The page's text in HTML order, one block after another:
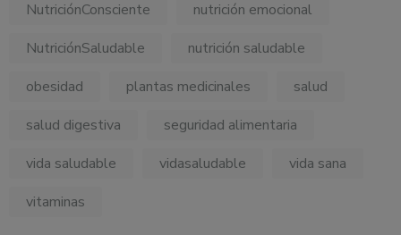
NutriciónConsciente
nutrición emocional
NutriciónSaludable
nutrición saludable
obesidad
plantas medicinales
salud
salud digestiva
seguridad alimentaria
vida saludable
vidasaludable
vida sana
vitaminas